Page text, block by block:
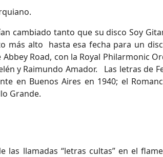
cambiado tanto que su disco Soy
más alto hasta esa fecha para un
Road, con la Royal Philarmonic
y Raimundo Amador. Las letras de
en Buenos Aires en 1940; el
Grande.
llamadas “letras cultas” en el